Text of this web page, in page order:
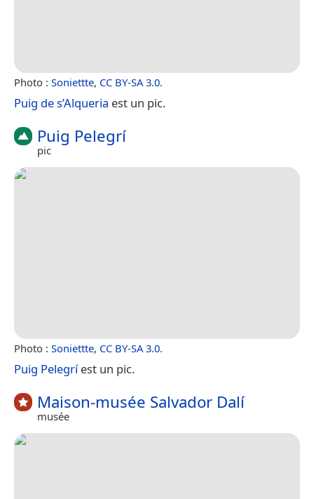
Photo : Soniettte, CC BY-SA 3.0.
Puig de s’Alqueria est un pic.
Puig Pelegrí
pic
Photo : Soniettte, CC BY-SA 3.0.
Puig Pelegríest un pic.
Maison-musée Salvador Dalí
musée